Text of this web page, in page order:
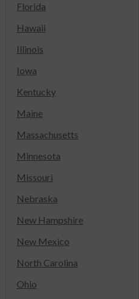
Florida
Hawaii
Illinois
Iowa
Kentucky
Maine
Massachusetts
Minnesota
Missouri
Nebraska
New Hampshire
New Mexico
North Carolina
Ohio